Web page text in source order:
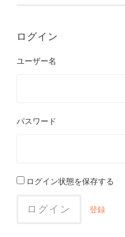
ログイン
ユーザー名
パスワード
ログイン状態を保存する
登録